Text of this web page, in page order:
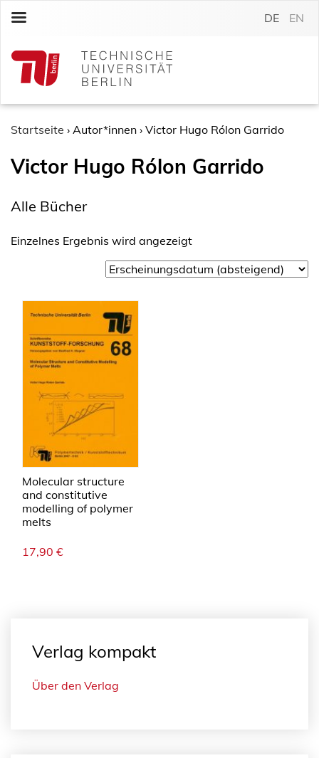
c
DE EN
Startseite › Autor*innen › Victor Hugo Rólon Garrido
Victor Hugo Rólon Garrido
Alle Bücher
Einzelnes Ergebnis wird angezeigt
Molecular structure
and constitutive
modelling of polymer
melts
17,90 €
Verlag kompakt
Über den Verlag